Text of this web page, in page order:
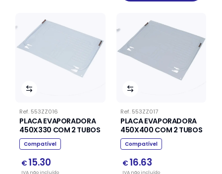
Ref. 553ZZ016
PLACA EVAPORADORA
450X330 COM 2 TUBOS
Compatível
€ 15.30
IVA nãoincluído
Ref. 553ZZ017
PLACA EVAPORADORA
450X400 COM 2 TUBOS
Compatível
€ 16.63
IVA nãoincluído